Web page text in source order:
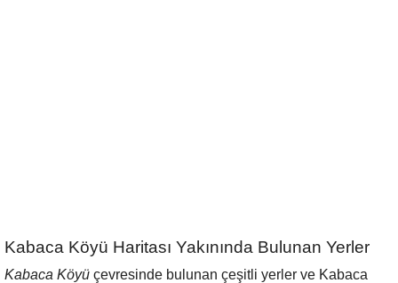
Kabaca Köyü Haritası Yakınında Bulunan Yerler
Kabaca Köyü çevresinde bulunan çeşitli yerler ve Kabaca